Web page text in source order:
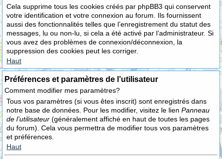
Cela supprime tous les cookies créés par phpBB3 qui conservent
votre identification et votre connexion au forum. Ils fournissent
aussi des fonctionnalités telles que l’enregistrement du statut des
messages, lu ou non-lu, si cela a été activé par l’administrateur. Si
vous avez des problèmes de connexion/déconnexion, la
suppression des cookies peut les corriger.
Haut
Préférences et paramètres de l’utilisateur
Comment modifier mes paramètres?
Tous vos paramètres (si vous êtes inscrit) sont enregistrés dans
notre base de données. Pour les modifier, visitez le lien Panneau
de l’utilisateur (généralement affiché en haut de toutes les pages
du forum). Cela vous permettra de modifier tous vos paramètres
et préférences.
Haut